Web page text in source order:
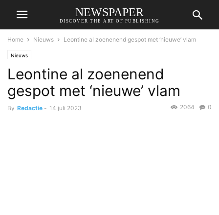
NEWSPAPER
DISCOVER THE ART OF PUBLISHING
Home Nieuws Leontine al zoenenend gespot met ‘nieuwe’ vlam
Nieuws
Leontine al zoenenend
gespot met ‘nieuwe’ vlam
By Redactie - 14 juli 2023 0
2064